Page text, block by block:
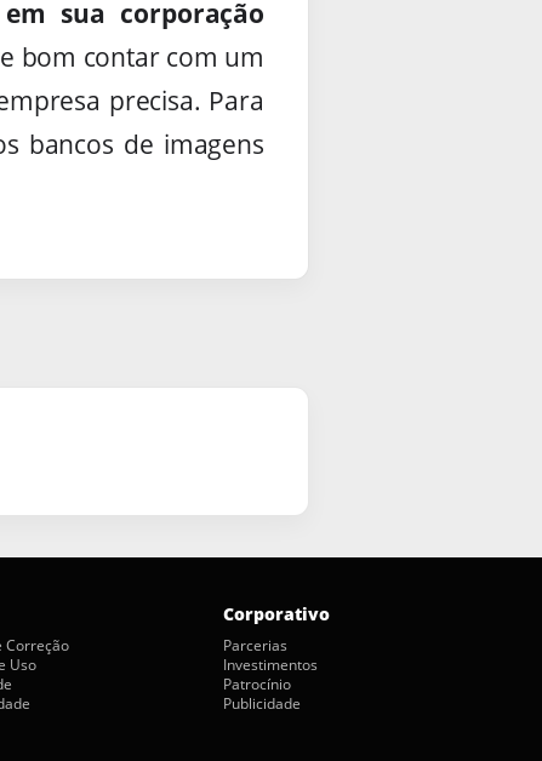
sua corporação
bom contar com um
precisa. Para
bancos de imagens
Correção
Uso
Corporativo
Parcerias
Investimentos
Patrocínio
Publicidade